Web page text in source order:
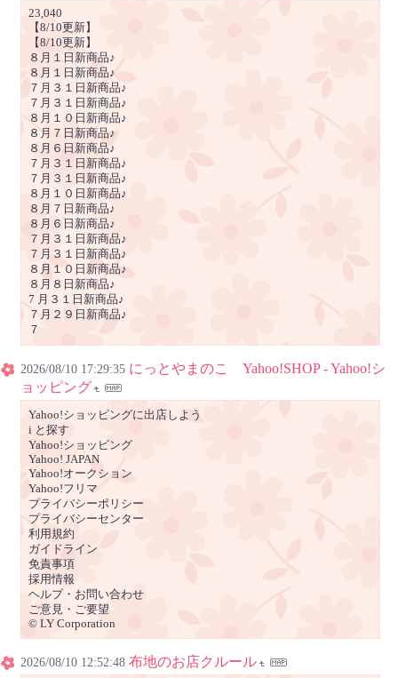
23,040
【8/10更新】
【8/10更新】
８月１日新商品♪
８月１日新商品♪
７月３１日新商品♪
７月３１日新商品♪
８月１０日新商品♪
８月７日新商品♪
８月６日新商品♪
７月３１日新商品♪
７月３１日新商品♪
８月１０日新商品♪
８月７日新商品♪
８月６日新商品♪
７月３１日新商品♪
７月３１日新商品♪
８月１０日新商品♪
８月８日新商品♪
7 月３１日新商品♪
７月２９日新商品♪
７
2026/08/10 17:29:35 にっとやまのこ Yahoo!SHOP - Yahoo!シ
ョッピング
Yahoo!ショッピングに出店しよう
i と探す
Yahoo!ショッピング
Yahoo! JAPAN
Yahoo!オークション
Yahoo!フリマ
プライバシーポリシー
プライバシーセンター
利用規約
ガイドライン
免責事項
採用情報
ヘルプ・お問い合わせ
ご意見・ご要望
© LY Corporation
2026/08/10 12:52:48 布地のお店クルール